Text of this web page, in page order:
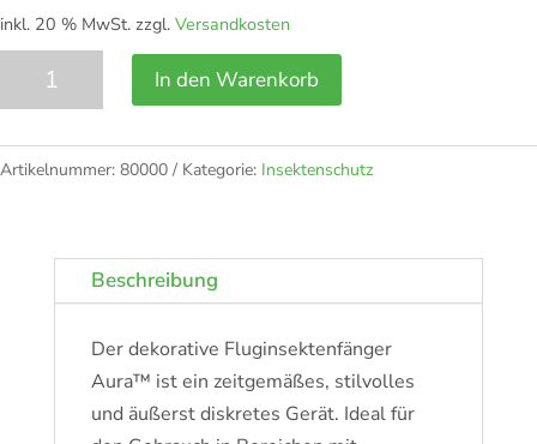
inkl. 20 % MwSt. zzgl. Versandkosten
AURA
Gerät
In den Warenkorb
Artikelnummer: 80000 Kategorie: Insektenschutz
Beschreibung
Der dekorative Fluginsektenfänger
Aura™ ist ein zeitgemäßes, stilvolles
und äußerst diskretes Gerät. Ideal für